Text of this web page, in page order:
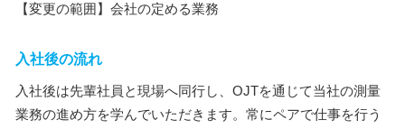
【変更の範囲】会社の定める業務
入社後の流れ
入社後は先輩社員と現場へ同行し、OJTを通じて当社の測量
業務の進め方を学んでいただきます。常にペアで仕事を行う